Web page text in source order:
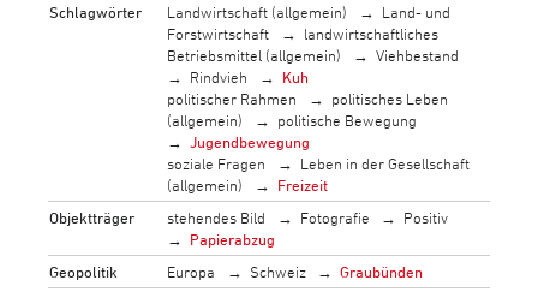
Schlagwörter
Landwirtschaft (allgemein)
Land- und
Forstwirtschaft
landwirtschaftliches
Betriebsmittel (allgemein)
Viehbestand
Rindvieh
Kuh
politischer Rahmen
politisches Leben
(allgemein)
politische Bewegung
Jugendbewegung
soziale Fragen
Leben in der Gesellschaft
(allgemein)
Freizeit
Objektträger
stehendes Bild Fotografie
Positiv
Papierabzug
Geopolitik
Europa Schweiz
Graubünden